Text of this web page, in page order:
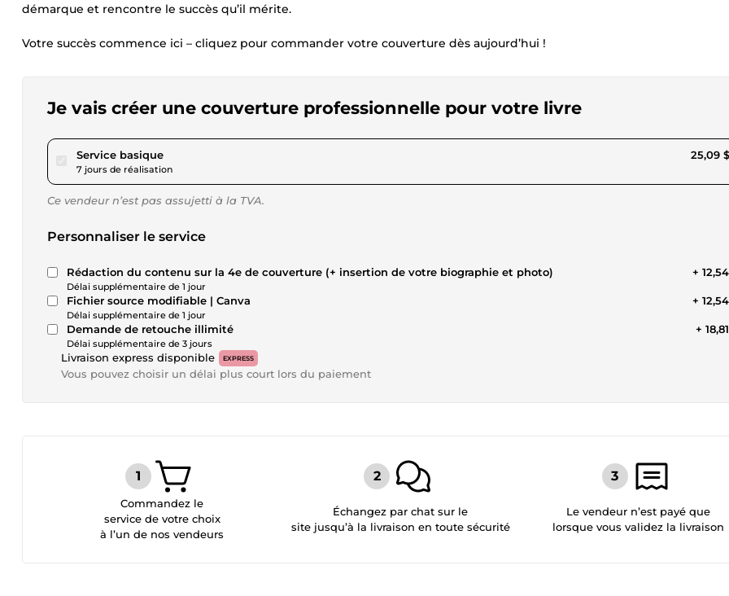
démarque et rencontre le succès qu’il mérite.
Votre succès commence ici – cliquez pour commander votre couverture dès aujourd’hui !
Je vais créer une couverture professionnelle pour votre livre
Service basiquepour 23,12 $US
7 jours de réalisation
25,09
Ce vendeur n’est pas assujetti à la TVA.
Personnaliser le service
Rédaction du contenu sur la 4e de couverture (+ insertion de votre biographie et photo)
Délai supplémentaire de 1 jour
+
Fichier source modifiable | Canva
Délai supplémentaire de 1 jour
+
Demande de retouche illimité
Délai supplémentaire de 3 jours
+
Livraison express disponible EXPRESS
Vous pouvez choisir un délai plus court lors du paiement
Commandez le
service de votre choix
à l’un de nos vendeurs
Échangez par chat sur le
site jusqu’à la livraison en toute sécurité
Le vendeur n’est payé que
lorsque vous validez la livraison